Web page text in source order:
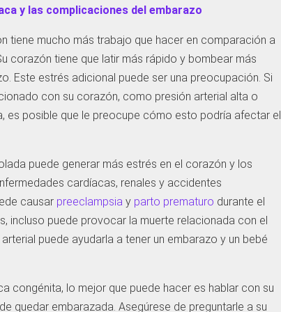
y las complicaciones del embarazo
tiene mucho más trabajo que hacer en comparación a
corazón tiene que latir más rápido y bombear más
Este estrés adicional puede ser una preocupación. Si
con su corazón, como presión arterial alta o
es posible que le preocupe cómo esto podría afectar el
puede generar más estrés en el corazón y los
cardíacas, renales y accidentes
causar preeclampsia y parto prematuro durante el
incluso puede provocar la muerte relacionada con el
puede ayudarla a tener un embarazo y un bebé
congénita, lo mejor que puede hacer es hablar con su
quedar embarazada. Asegúrese de preguntarle a su